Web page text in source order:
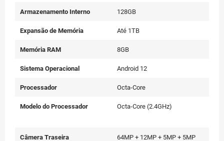
Armazenamento Interno 128GB
Expansão de Memória Até 1TB
Memória RAM 8GB
Sistema Operacional Android 12
Processador Octa-Core
Modelo do Processador Octa-Core (2.4GHz)
Câmera Traseira 64MP + 12MP + 5MP + 5MP